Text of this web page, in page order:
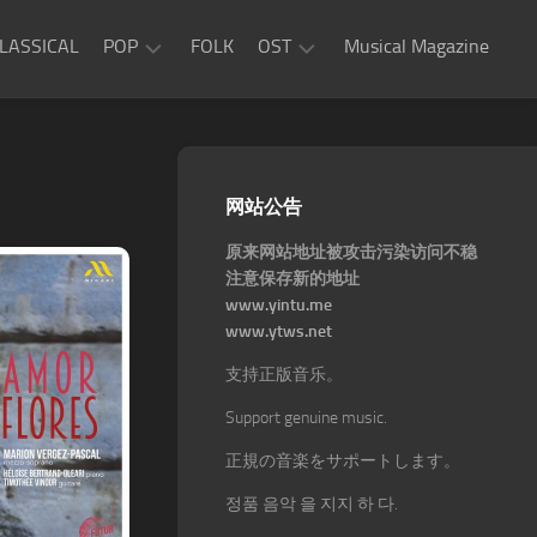
POP FOLK OST
OST
Musical Magazine
网站公告
原来网站地址被攻击污染访问不稳
注意保存新的地址
www.yintu.me
www.ytws.net
支持正版音乐。
Support genuine music.
正規の音楽をサポートします。
정품 음악 을 지지 하 다.